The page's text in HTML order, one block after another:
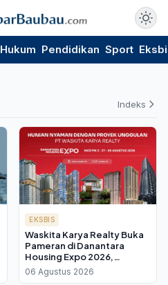
Hukum Pendidikan Sport
Indeks
EKSBIS
Waskita Karya Realty Buka
Pameran di Danantara
Housing Expo 2026,
Tawarkan Bunga KPR 2,75
Persen
06 Agustus 2026